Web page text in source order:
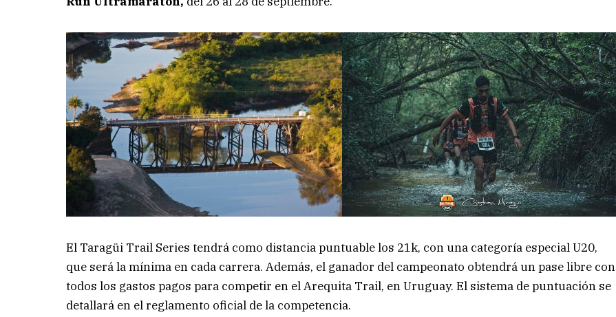
El Taragüi Trail Series tendrá como distancia puntuable los 21k, con una categoría especial U20,
que será la mínima en cada carrera. Además, el ganador del campeonato obtendrá un pase libre con
todos los gastos pagos para competir en el Arequita Trail, en Uruguay. El sistema de puntuación se
detallará en el reglamento oficial de la competencia.